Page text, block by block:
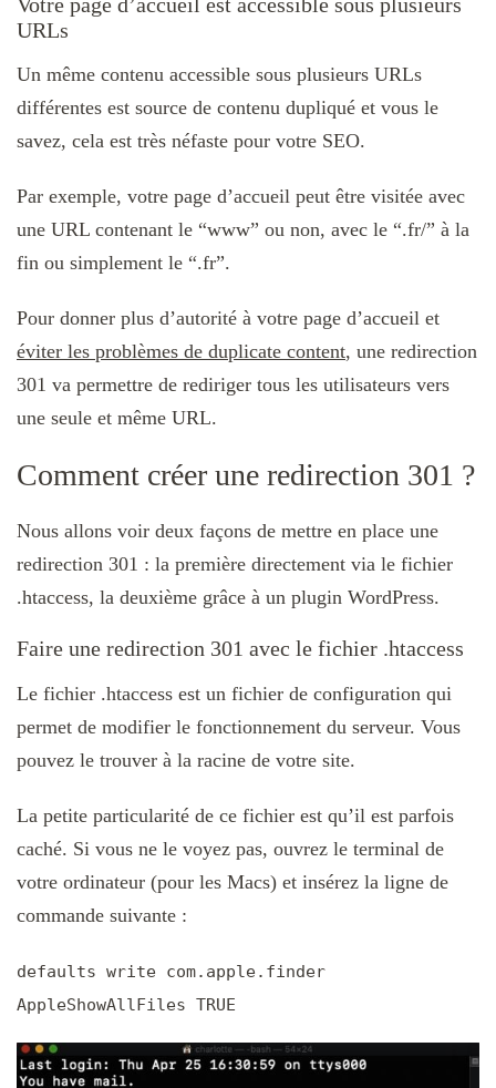
URLs
Un même contenu accessible sous plusieurs URLs
différentes est source de contenu dupliqué et vous le
savez, cela est très néfaste pour votre SEO.
Par exemple, votre page d’accueil peut être visitée avec
une URL contenant le “www” ou non, avec le “.fr/” à la
fin ou simplement le “.fr”.
Pour donner plus d’autorité à votre page d’accueil et
éviter les problèmes de duplicate content, une redirection
301 va permettre de rediriger tous les utilisateurs vers
une seule et même URL.
Comment créer une redirection 301 ?
Nous allons voir deux façons de mettre en place une
redirection 301 : la première directement via le fichier
.htaccess, la deuxième grâce à un plugin WordPress.
Faire une redirection 301 avec le fichier .htaccess
Le fichier .htaccess est un fichier de configuration qui
permet de modifier le fonctionnement du serveur. Vous
pouvez le trouver à la racine de votre site.
La petite particularité de ce fichier est qu’il est parfois
caché. Si vous ne le voyez pas, ouvrez le terminal de
votre ordinateur (pour les Macs) et insérez la ligne de
commande suivante :
defaults write com.apple.finder
AppleShowAllFiles TRUE